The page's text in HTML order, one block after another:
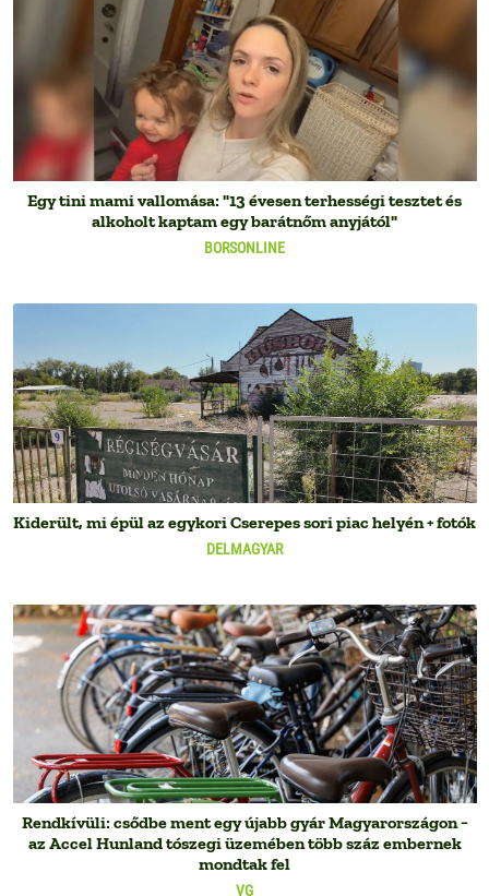
BORSONLINE
Egy tini mami vallomása: "13 évesen terhességi tesztet és
alkoholt kaptam egy barátnőm anyjától"
DELMAGYAR
Kiderült, mi épül az egykori Cserepes sori piac helyén + fotók
VG
Rendkívüli: csődbe ment egy újabb gyár Magyarországon −
az Accel Hunland tószegi üzemében több száz embernek
mondtak fel